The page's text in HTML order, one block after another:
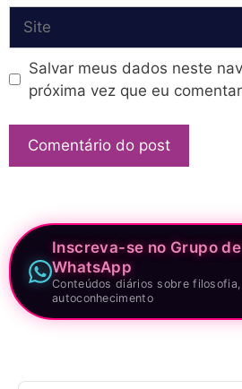
Salvar meus dados neste
próxima vez que eu
Inscreva-se no Grupo
WhatsApp
Conteúdos diários sobre
autoconhecimento